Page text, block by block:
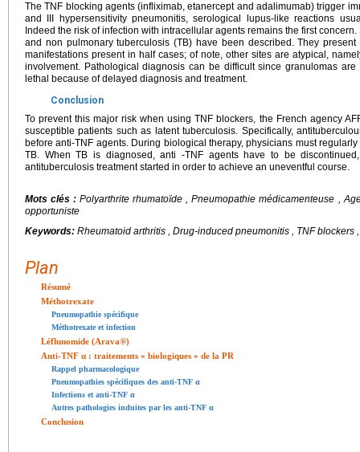
The TNF blocking agents (infliximab, etanercept and adalimumab) trigger
and III hypersensitivity pneumonitis, serological lupus-like reactions
Indeed the risk of infection with intracellular agents remains the first
and non pulmonary tuberculosis (TB) have been described. They
manifestations present in half cases; of note, other sites are atypical,
involvement. Pathological diagnosis can be difficult since granulomas
lethal because of delayed diagnosis and treatment.
Conclusion
To prevent this major risk when using TNF blockers, the French agency
susceptible patients such as latent tuberculosis. Specifically,
before anti-TNF agents. During biological therapy, physicians must
TB. When TB is diagnosed, anti -TNF agents have to be
antituberculosis treatment started in order to achieve an uneventful course.
Mots clés :Polyarthrite rhumatoïde , Pneumopathie médicamenteuse ,
opportuniste
Keywords: Rheumatoid arthritis , Drug-induced pneumonitis , TNF blockers
Plan
Résumé
Méthotrexate
Pneumopathie spécifique
Méthotrexate et infection
Léflunomide (Arava®)
Anti-TNF α : traitements « biologiques » de la PR
Rappel pharmacologique
Pneumopathies spécifiques des anti-TNF α
Infections et anti-TNF α
Autres pathologies induites par les anti-TNF α
Conclusion